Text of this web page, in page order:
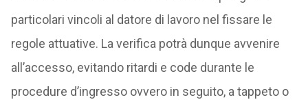
particolari vincoli al datore di lavoro nel fissare le
regole attuative. La verifica potrà dunque avvenire
all’accesso, evitando ritardi e code durante le
procedure d’ingresso ovvero in seguito, a tappeto o